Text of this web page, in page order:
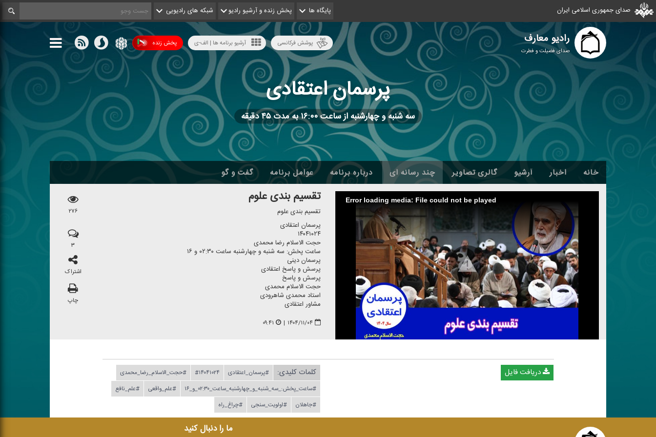
صدای جمهوری اسلامی ایران پایگاه ها پخش زنده و آرشیو رادیو شبکه های رادیویی
رادیو معارف
صدای فضیلت و فطرت
پخش زنده آرشیو برنامه ها | الف-ی پوشش فرکانسی
پرسمان اعتقادی
سه شنبه و چهارشنبه از ساعت ۱۶:۰۰ به مدت ۴۵ دقیقه
خانه اخبار آرشیو گالری تصاویر چند رسانه ای درباره برنامه عوامل برنامه گفت و گو
Error loading media: File could not be played تقسیم بندی علوم
تقسیم بندی علوم
پرسمان اعتقادی
۱۴۰۴۱۰۲۴
حجت الاسلام رضا محمدی
ساعت پخش: سه شنبه و چهارشنبه ساعت ۰۲:۳۰ و ۱۶
پرسمان دینی
پرسش و پاسخ اعتقادی
پرسش و پاسخ
حجت الاسلام محمدی
استاد محمدی شاهرودی
مشاور اعتقادی
۱۴۰۴/۱۱/۰۴ | ۰۹:۴۱
۲۷۶
۳
اشتراک
چاپ
دریافت فایل کلمات کلیدی: #پرسمان_اعتقادی #۱۴۰۴۱۰۲۴
#حجت_الاسلام_رضا_محمدی
#ساعت_پخش:_سه_شنبه_و_چهارشنبه_ساعت_۰۲:۳۰_و_۱۶
#علم_واقعی
#علم_نافع
#جاهلان
#اولویت_سنجی #چراغ_راه
ما را دنبال کنید